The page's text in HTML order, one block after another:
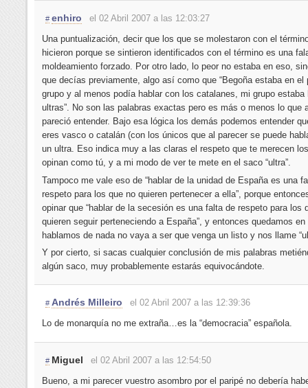
# enhiro
el 02 Abril 2007 a las 12:03:27
Una puntualización, decir que los que se molestaron con el término
hicieron porque se sintieron identificados con el término es una
moldeamiento forzado. Por otro lado, lo peor no estaba en eso,
que decías previamente, algo así como que “Begoña estaba en el
grupo y al menos podía hablar con los catalanes, mi grupo estaba
ultras”. No son las palabras exactas pero es más o menos lo que
pareció entender. Bajo esa lógica los demás podemos entender
eres vasco o catalán (con los únicos que al parecer se puede
un ultra. Eso indica muy a las claras el respeto que te merecen
opinan como tú, y a mi modo de ver te mete en el saco “ultra”.
Tampoco me vale eso de “hablar de la unidad de España es una
respeto para los que no quieren pertenecer a ella”, porque
opinar que “hablar de la secesión es una falta de respeto para los
quieren seguir perteneciendo a España”, y entonces quedamos en
hablamos de nada no vaya a ser que venga un listo y nos llame
Y por cierto, si sacas cualquier conclusión de mis palabras
algún saco, muy probablemente estarás equivocándote.
# Andrés Milleiro
el 02 Abril 2007 a las 12:39:36
Lo de monarquía no me extraña…es la “democracia” española.
# Miguel
el 02 Abril 2007 a las 12:54:50
Bueno, a mi parecer vuestro asombro por el paripé no debería